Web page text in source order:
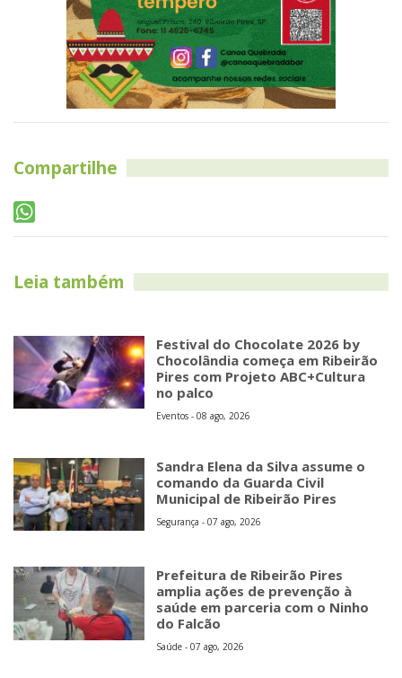
Compartilhe
Leia também
Festival do Chocolate 2026 by
Chocolândia começa em Ribeirão
Pires com Projeto ABC+Cultura
no palco
Eventos - 08 ago, 2026
Sandra Elena da Silva assume o
comando da Guarda Civil
Municipal de Ribeirão Pires
Segurança - 07 ago, 2026
Prefeitura de Ribeirão Pires
amplia ações de prevenção à
saúde em parceria com o Ninho
do Falcão
Saúde - 07 ago, 2026